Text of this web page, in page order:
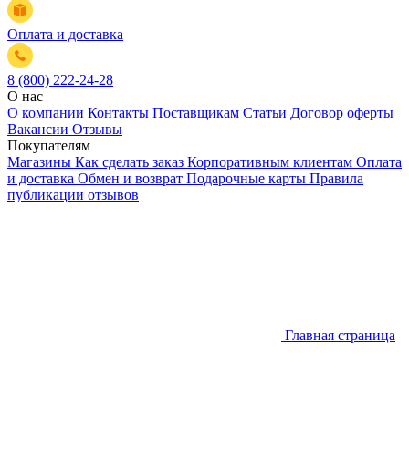
Оплата и доставка
8 (800) 222-24-28
О нас
О компании Контакты Поставщикам Статьи Договор оферты
Вакансии Отзывы
Покупателям
Магазины Как сделать заказ Корпоративным клиентам Оплата
и доставка Обмен и возврат Подарочные карты Правила
публикации отзывов
Главная страница